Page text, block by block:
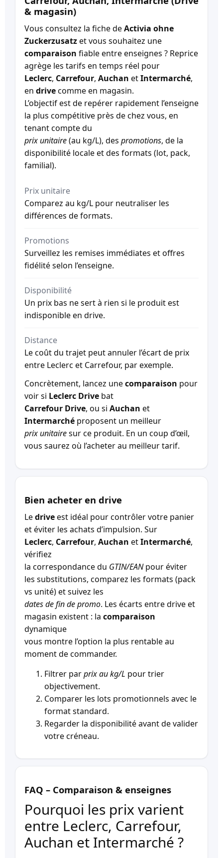
& magasin)
Vous consultez la fiche deActivia ohne
Zuckerzusatzet vous souhaitez une
comparaison fiable entre enseignes ? Reprice
agrège les tarifs en temps réel pour
Leclerc, Carrefour, Auchan etIntermarché,
en drivecomme en magasin.
L’objectif est de repérer rapidement l’enseigne
la plus compétitive près de chez vous, en
tenant compte du
prix unitaire(au kg/L), des promotions, de la
disponibilité locale et des formats (lot, pack,
familial).
Prix unitaire
Comparez au kg/L pour neutraliser les
différences de formats.
Promotions
Surveillez les remises immédiates et offres
fidélité selon l’enseigne.
Disponibilité
Un prix bas ne sert à rien si le produit est
indisponible en drive.
Distance
Le coût du trajet peut annuler l’écart de prix
entre Leclerc et Carrefour, par exemple.
Concrètement, lancez unecomparaison pour
voir si Leclerc Drive bat
Carrefour Drive, ou si Auchan et
Intermarché proposent un meilleur
prix unitairesur ce produit. En un coup d’œil,
vous saurez où l’acheter au meilleur tarif.
Bien acheter en drive
Ledriveest idéal pour contrôler votre panier
et éviter les achats d’impulsion. Sur
Leclerc, Carrefour, Auchan etIntermarché,
vérifiez
la correspondance du GTIN/EANpour éviter
les substitutions, comparez les formats (pack
vs unité) et suivez les
dates de fin de promo. Les écarts entre drive et
magasin existent : la comparaison
dynamique
vous montre l’option la plus rentable au
moment de commander.
Filtrer parprix au kg/L pour trier
objectivement.
Comparer les lots promotionnels avec le
format standard.
Regarder la disponibilité avant de valider
votre créneau.
FAQ – Comparaison & enseignes
Pourquoi les prix varient
entre Leclerc, Carrefour,
Auchan et Intermarché ?